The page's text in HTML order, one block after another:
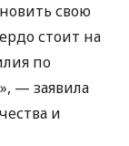
свою
стоит на
по
— заявила
и